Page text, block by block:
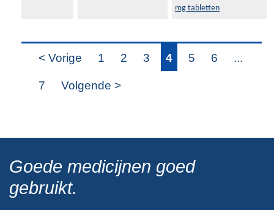
mg tabletten
< Vorige 1 2 3 4 5 6 ...
7 Volgende >
Goede medicijnen goed
gebruikt.